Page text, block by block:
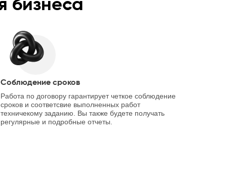
бизнеса
Соблюдение сроков
Работа по договору гарантирует четкое соблюдение
сроков и соответсвие выполненных работ
техничекому заданию. Вы также будете получать
регулярные и подробные отчеты.